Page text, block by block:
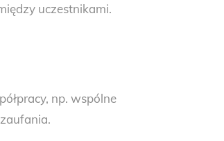
uczestnikami.
np. wspólne